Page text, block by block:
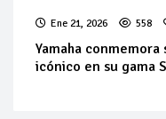
Ene 21, 2026 558
Yamaha
icónico en su gama